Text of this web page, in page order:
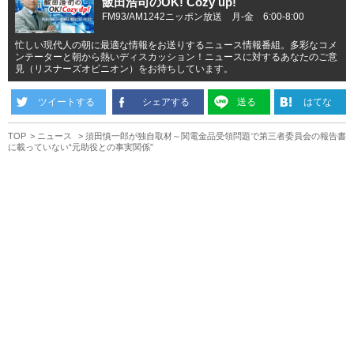
FM93/AM1242ニッポン放送 月-金 6:00-8:00
忙しい現代人の朝に最適な情報をお送りするニュース情報番組。多彩なコメ
ンテーターと朝から熱いディスカッション！ニュースに対するあなたのご意
見（リスナーズオピニオン）をお待ちしています。
ツイートする シェアする 送る はてな
TOP ニュース
須田慎一郎が独自取材～関電金品受領問題で第三者委員会の報告書
に載っていない“元助役との事実関係”